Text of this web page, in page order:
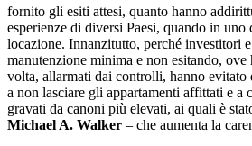
fornito gli esiti attesi, quanto hanno
esperienze di diversi Paesi, quando in
locazione. Innanzitutto, perché investitori
manutenzione minima e non esitando,
volta, allarmati dai controlli, hanno
a non lasciare gli appartamenti affittati e
gravati da canoni più elevati, ai quali è
Michael A. Walker – che aumenta la